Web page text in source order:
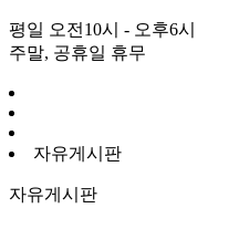
평일 오전10시 - 오후6시
주말, 공휴일 휴무
자유게시판
자유게시판